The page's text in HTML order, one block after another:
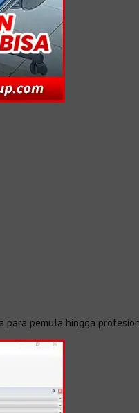
para pemula hingga